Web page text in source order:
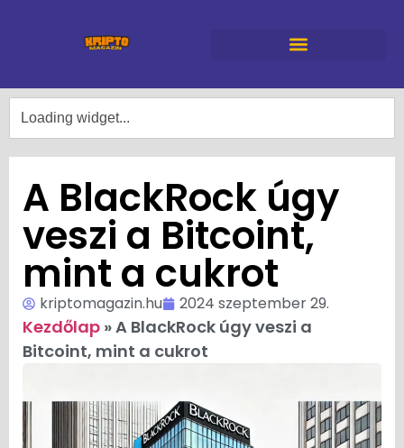
A BlackRock úgy
veszi a Bitcoint,
mint a cukrot
kriptomagazin.hu 2024 szeptember 29.
Kezdőlap »A BlackRock úgy veszi a
Bitcoint, mint a cukrot